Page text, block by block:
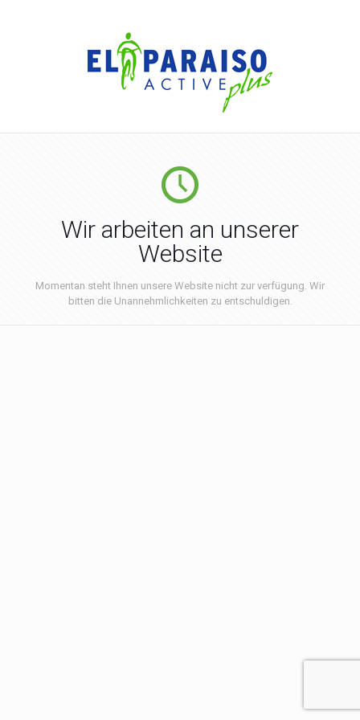
Wir arbeiten an unserer
Website
Momentan steht Ihnen unsere Website nicht zur verfügung. Wir
bitten die Unannehmlichkeiten zu entschuldigen.